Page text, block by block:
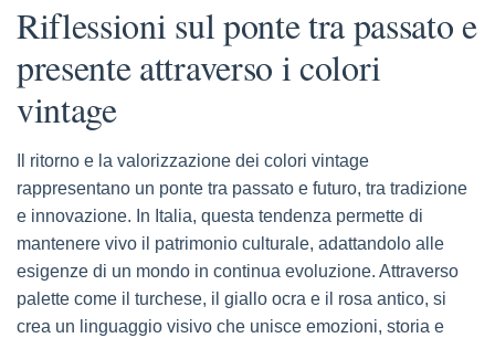
Riflessioni sul ponte tra passato e
presente attraverso i colori
vintage
Il ritorno e la valorizzazione dei colori vintage
rappresentano un ponte tra passato e futuro, tra tradizione
e innovazione. In Italia, questa tendenza permette di
mantenere vivo il patrimonio culturale, adattandolo alle
esigenze di un mondo in continua evoluzione. Attraverso
palette come il turchese, il giallo ocra e il rosa antico, si
crea un linguaggio visivo che unisce emozioni, storia e